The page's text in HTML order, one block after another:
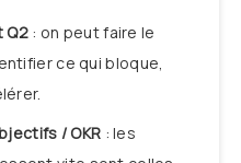
Q2: on peut faire le
ce qui bloque,
/ OKR : les